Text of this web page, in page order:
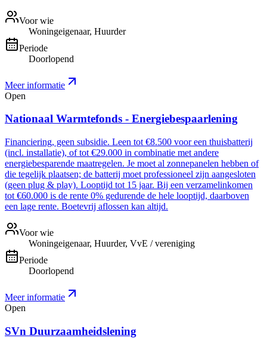
Voor wie
Woningeigenaar, Huurder
Periode
Doorlopend
Meer informatie
Open
Nationaal Warmtefonds - Energiebespaarlening
Financiering, geen subsidie. Leen tot €8.500 voor een thuisbatterij
(incl. installatie), of tot €29.000 in combinatie met andere
energiebesparende maatregelen. Je moet al zonnepanelen hebben of
die tegelijk plaatsen; de batterij moet professioneel zijn aangesloten
(geen plug & play). Looptijd tot 15 jaar. Bij een verzamelinkomen
tot €60.000 is de rente 0% gedurende de hele looptijd, daarboven
een lage rente. Boetevrij aflossen kan altijd.
Voor wie
Woningeigenaar, Huurder, VvE / vereniging
Periode
Doorlopend
Meer informatie
Open
SVn Duurzaamheidslening